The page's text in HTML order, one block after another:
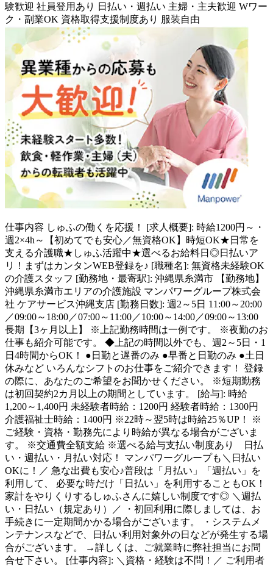
験歓迎 社員登用あり 日払い・週払い 主婦・主夫歓迎 Wワー
ク・副業OK 資格取得支援制度あり 服装自由
仕事内容 しゅふの働くを応援！ [求人概要]: 時給1200円～・
週2×4h～【初めてでも安心／無資格OK】時短OK★日常を
支える介護職★しゅふ活躍中★選べるお給料日◎日払いア
リ！まずはカンタンWEB登録を♪ [職種名]: 無資格未経験OK
の介護スタッフ [勤務地・最寄駅]: 沖縄県糸満市 【勤務地】
沖縄県糸満市エリアの介護施設 マンパワーグループ株式会
社 ケアサービス沖縄支店 [勤務日数]: 週2～5日 11:00～20:00
／09:00～18:00／07:00～11:00／10:00～14:00／09:00～13:00
長期【3ヶ月以上】 ※上記勤務時間は一例です。 ※夜勤のお
仕事も紹介可能です。 ◆上記の時間以外でも、週2～5日・1
日4時間からOK！ ●日勤と遅番のみ ●早番と日勤のみ ●土日
休みなど いろんなシフトのお仕事をご紹介できます！ 登録
の際に、あなたのご希望をお聞かせください。 ※短期勤務
は初回契約2カ月以上の期間としています。 [給与]: 時給
1,200～1,400円 未経験者時給：1200円 経験者時給：1300円
介護福祉士時給：1400円 ※22時～翌5時は時給25％UP！ ※
ご経験・資格・勤務先により時給が異なる場合がございま
す。 ※交通費全額支給 ※選べる給与支払い制度あり 日払
い・週払い・月払い対応！ マンパワーグループも＼日払い
OKに！／ 急な出費も安心♪普段は「月払い」「週払い」を
利用して、 必要な時だけ「日払い」を利用することもOK！
家計をやりくりするしゅふさんに嬉しい制度です◎ ＼週払
い・日払い（規定あり）／ ・初回利用に際しましては、お
手続きに一定期間かかる場合がございます。 ・システムメ
ンテナンスなどで、日払い利用対象外の日などが発生する場
合がございます。 →詳しくは、ご就業時に弊社担当にお問
合せ下さい。 [仕事内容]: ＼資格・経験は不問！／ ご利用者